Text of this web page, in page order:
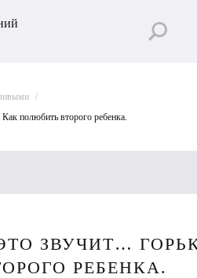
/
полюбить второго ребенка.
ЗВУЧИТ…
РЕБЕНКА.